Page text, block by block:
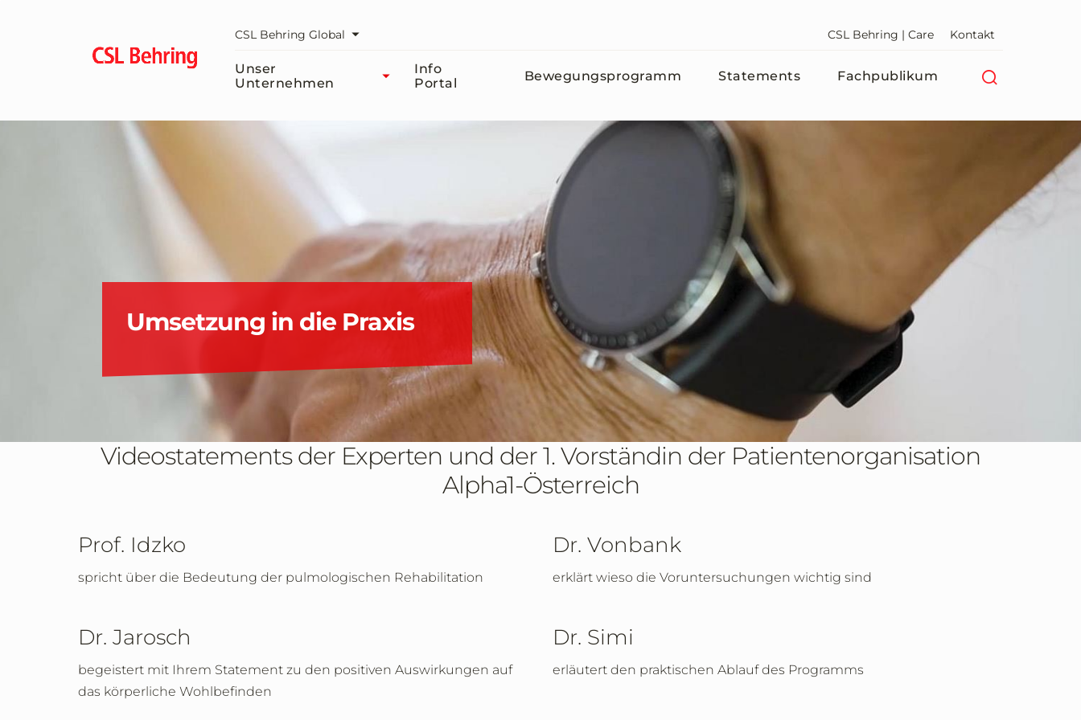
CSL Behring Global CSL Behring | Care Kontakt
Unser
Unternehmen
Info
Portal
Bewegungsprogramm Statements Fachpublikum
Umsetzung in die Praxis
Videostatements der Experten und der 1. Vorständin der Patientenorganisation
Alpha1-Österreich
Prof. Idzko
spricht über die Bedeutung der pulmologischen Rehabilitation
Dr. Vonbank
erklärt wieso die Voruntersuchungen wichtig sind
Dr. Jarosch
begeistert mit Ihrem Statement zu den positiven Auswirkungen auf
das körperliche Wohlbefinden
Dr. Simi
erläutert den praktischen Ablauf des Programms